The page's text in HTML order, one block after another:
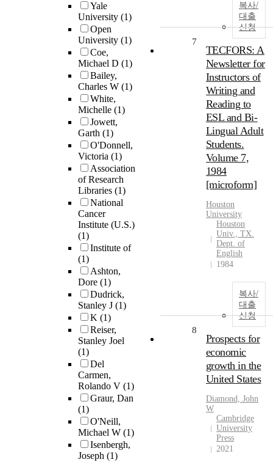
Yale
University (1)
Open
University (1)
Coe,
Michael D (1)
Bailey,
Charles W (1)
White,
Michelle (1)
Jowett,
Garth (1)
O'Donnell,
Victoria (1)
Association
of Research
Libraries (1)
National
Cancer
Institute (U.S.)
(1)
Institute of
(1)
Ashton,
Dore (1)
Dudrick,
Stanley J (1)
K (1)
Reiser,
Stanley Joel
(1)
Del
Carmen,
Rolando V (1)
Graur, Dan
(1)
O'Neill,
Michael W (1)
Isenbergh,
Joseph (1)
복사/
대출
신청
7
TECFORS: A
Newsletter for
Instructors of
Writing and
Reading to
ESL and Bi-
Lingual Adult
Students.
Volume 7,
1984
[microform]
Houston
University
Houston
Univ., TX.
Dept. of
English
1984
복사/
대출
신청
8
Prospects for
economic
growth in the
United States
Diamond, John
W
Cambridge
University
Press
2021